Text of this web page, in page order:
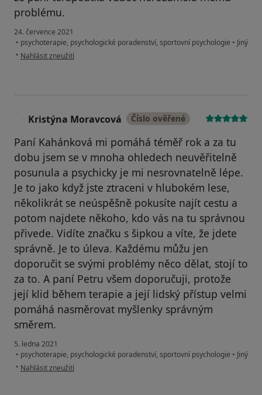
problému.
24. července 2021
• psychoterapie, psychologické poradenství, sportovní psychologie • Jiný
• podle názoru uživatele K.T.
Nahlásit zneužití
Kristýna Moravcová Číslo ověřené
Paní Kahánková mi pomáhá téměř rok a za tu
dobu jsem se v mnoha ohledech neuvěřitelně
posunula a psychicky je mi nesrovnatelně lépe.
Je to jako když jste ztraceni v hlubokém lese,
několikrát se neúspěšně pokusíte najít cestu a
potom najdete někoho, kdo vás na tu správnou
přivede. Vidíte značku s šipkou a víte, že jdete
správně. Je to úleva. Každému můžu jen
doporučit se svými problémy něco dělat, stojí to
za to. A paní Petru všem doporučuji, protože
její klid během terapie a její lidský přístup velmi
pomáhá nasměrovat myšlenky správným
směrem.
5. ledna 2021
• psychoterapie, psychologické poradenství, sportovní psychologie • Jiný
• podle názoru uživatele Kristýna Moravcová
Nahlásit zneužití